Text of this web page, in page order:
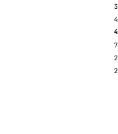
3
4
4
7
2
2